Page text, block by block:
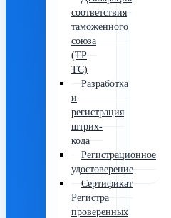
соответствия
таможенного
союза
(ТР
ТС)
Разработка
и
регистрация
штрих-
кода
Регистрационное
удостоверение
Сертификат
Регистра
проверенных